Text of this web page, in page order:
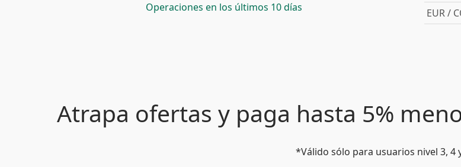
Operaciones en los últimos 10 días
EUR /
Atrapa ofertas y paga hasta 5%
*Válido sólo para usuarios nivel 3, 4